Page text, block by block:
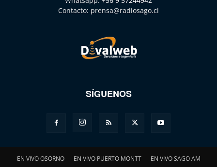
Contacto: prensa@radiosago.cl
SÍGUENOS
EN VIVO OSORNO EN VIVO PUERTO MONTT EN VIVO SAGO AM